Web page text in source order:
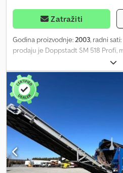
Zatražiti
Godina proizvodnje:2003, radni sati:
prodaju je Doppstadt SM 518 Profi,
prečistavanje materijala. Godina
opremljena dizel motorom.
Tehnički podaci / Oprema
Aebzsrf Stanje vozila: Rabljeno vozilo
vozila: Mobilna rotaciona mlinica
Model: 518 Tip: SM518PROFI Serijski
Broj proizvodnje: 761 Boja vozila:
Snaga: 47 kW / 64 KS Dozvoljena
Opterećenje na osovini 1: 1.000 kg
12.600 kg Rotaciona mlinica
mm Rešetka rotacione mlinice: 10 x